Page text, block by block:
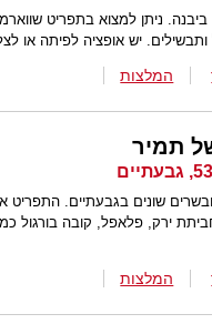
ניתן למצוא בתפריט
יש אופציה לפיתה או
המלצות
תמיר
שונים בגבעתיים.
ירק, פלאפל, קובה בורגול
המלצות